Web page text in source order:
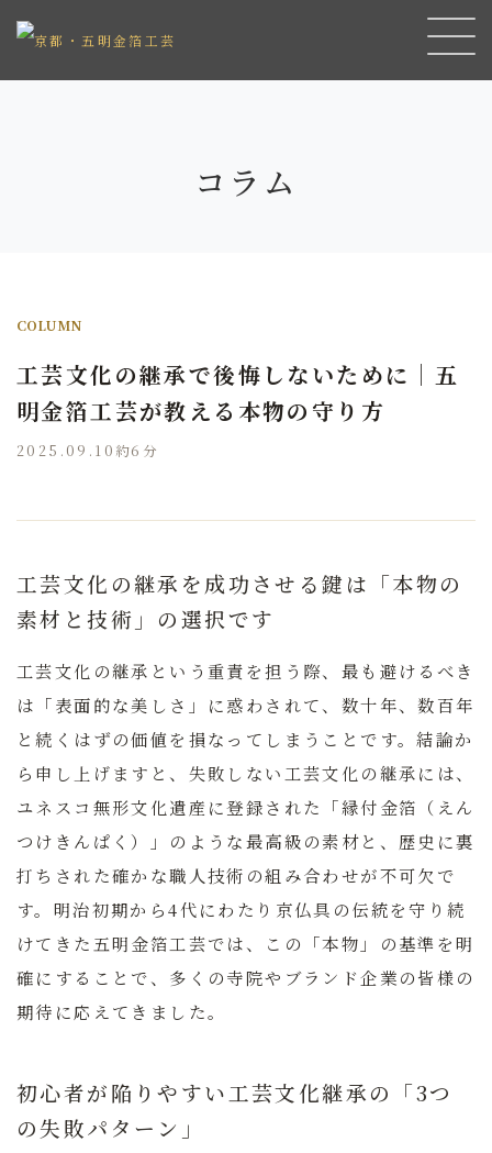
コラム
COLUMN
工芸文化の継承で後悔しないために｜五
明金箔工芸が教える本物の守り方
2025.09.10 約6分
工芸文化の継承を成功させる鍵は「本物の
素材と技術」の選択です
工芸文化の継承 という重責を担う際、最も避けるべき
は「表面的な美しさ」に惑わされて、数十年、数百年
と続くはずの価値を損なってしまうことです。結論か
ら申し上げますと、失敗しない工芸文化の継承には、
ユネスコ無形文化遺産に登録された「縁付金箔（えん
つけきんぱく）」のような最高級の素材と、歴史に裏
打ちされた確かな職人技術の組み合わせが不可欠で
す。明治初期から4代にわたり京仏具の伝統を守り続
けてきた五明金箔工芸では、この「本物」の基準を明
確にすることで、多くの寺院やブランド企業の皆様の
期待に応えてきました。
初心者が陥りやすい工芸文化継承の「3つ
の失敗パターン」